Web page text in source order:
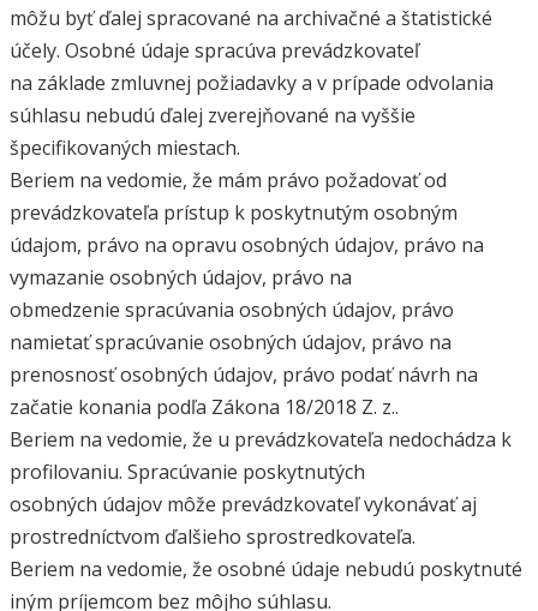
môžu byť ďalej spracované na archivačné a štatistické
účely. Osobné údaje spracúva prevádzkovateľ
na základe zmluvnej požiadavky a v prípade odvolania
súhlasu nebudú ďalej zverejňované na vyššie
špecifikovaných miestach.
Beriem na vedomie, že mám právo požadovať od
prevádzkovateľa prístup k poskytnutým osobným
údajom, právo na opravu osobných údajov, právo na
vymazanie osobných údajov, právo na
obmedzenie spracúvania osobných údajov, právo
namietať spracúvanie osobných údajov, právo na
prenosnosť osobných údajov, právo podať návrh na
začatie konania podľa Zákona 18/2018 Z. z..
Beriem na vedomie, že u prevádzkovateľa nedochádza k
profilovaniu. Spracúvanie poskytnutých
osobných údajov môže prevádzkovateľ vykonávať aj
prostredníctvom ďalšieho sprostredkovateľa.
Beriem na vedomie, že osobné údaje nebudú poskytnuté
iným príjemcom bez môjho súhlasu.